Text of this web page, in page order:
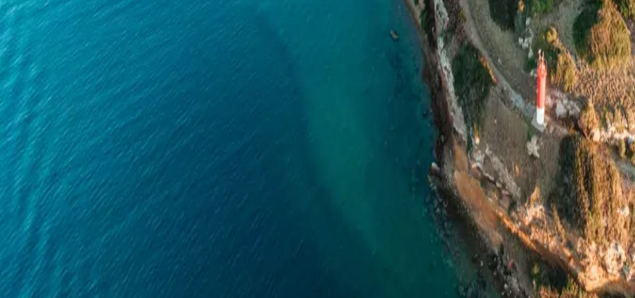
Minorca
L'Isola
Informazioni utili Paesi
Guida
Mangiare & Bere
Servizi Attività
Tips
Italiano
Agenda
Minorca
Guida
Tips
Italiano
Hauser & Wirth
...
Menorca Explorer
Cultura
Galerías de Menorca
Hauser & Wirth